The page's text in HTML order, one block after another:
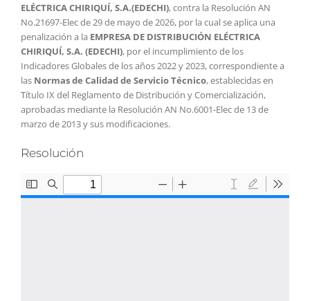
ELÉCTRICA CHIRIQUÍ, S.A.(EDECHI), contra la Resolución AN
No.21697-Elec de 29 de mayo de 2026, por la cual se aplica una
penalización a la EMPRESA DE DISTRIBUCIÓN ELÉCTRICA
CHIRIQUÍ, S.A. (EDECHI), por el incumplimiento de los
Indicadores Globales de los años 2022 y 2023, correspondiente a
las Normas de Calidad de Servicio Técnico, establecidas en
Título IX del Reglamento de Distribución y Comercialización,
aprobadas mediante la Resolución AN No.6001-Elec de 13 de
marzo de 2013 y sus modificaciones.
Resolución